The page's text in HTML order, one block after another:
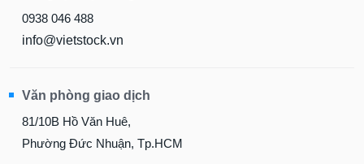
0938 046 488
info@vietstock.vn
Văn phòng giao dịch
81/10B Hồ Văn Huê,
Phường Đức Nhuận, Tp.HCM